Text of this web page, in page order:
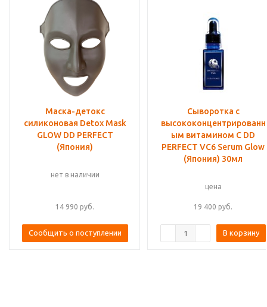
Маска-детокс
силиконовая Detox Mask
GLOW DD PERFECT
(Япония)
нет в наличии
14 990 руб.
Сообщить о поступлении
Сыворотка с
высококонцентрированн
ым витамином С DD
PERFECT VC6 Serum Glow
(Япония) 30мл
цена
19 400 руб.
В корзину